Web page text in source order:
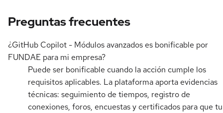
Preguntas frecuentes
¿GitHub Copilot - Módulos avanzados es bonificable por
FUNDAE para mi empresa?
Puede ser bonificable cuando la acción cumple los
requisitos aplicables. La plataforma aporta evidencias
técnicas: seguimiento de tiempos, registro de
conexiones, foros, encuestas y certificados para que tu